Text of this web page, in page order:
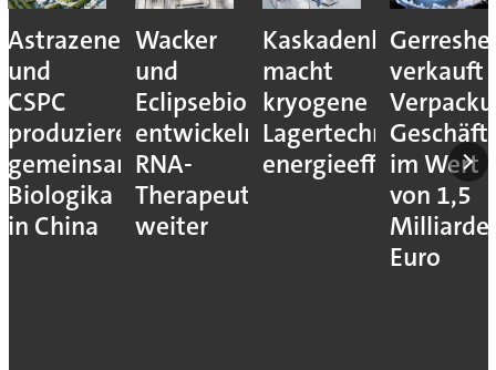
Astrazeneca
und
CSPC
produzieren
gemeinsam
Biologika
in China
Wacker
und
Eclipsebio
entwickeln
RNA-
Therapeutika
weiter
Kaskadenkonzept
macht
kryogene
Lagertechnik
energieeffizienter
verkauft
im Wert
von 1,5
Euro